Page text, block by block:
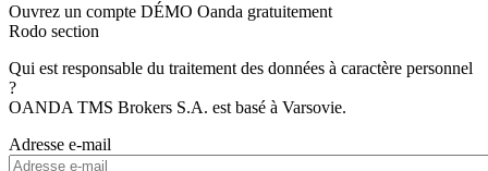
Ouvrez un compte DÉMO Oanda gratuitement
Rodo section
Qui est responsable du traitement des données à caractère personnel
?
OANDA TMS Brokers S.A. est basé à Varsovie.
Adresse e-mail